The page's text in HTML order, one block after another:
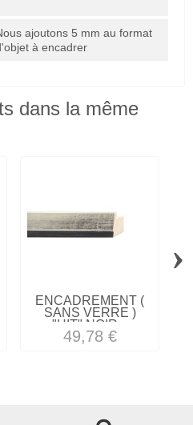
ajoutons 5 mm au format
à encadrer
dans la même
ENCADREMENT (
SANS VERRE )
"HIT" NOIR...
49,78 €
›